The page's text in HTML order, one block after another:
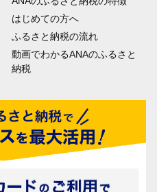
はじめての方へ
ふるさと納税の流れ
動画でわかるANAのふるさと
納税